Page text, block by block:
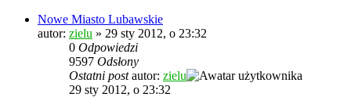
Nowe Miasto Lubawskie
autor: zielu » 29 sty 2012, o 23:32
0 Odpowiedzi
9597 Odsłony
Ostatni postautor: zielu
29 sty 2012, o 23:32